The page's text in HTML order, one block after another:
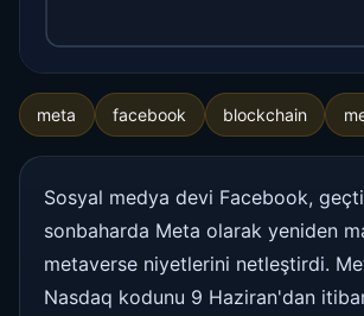
meta facebook blockchain
Sosyal medya devi Facebook,
sonbaharda Meta olarak yeniden
metaverse niyetlerini netleştirdi.
Nasdaq kodunu 9 Haziran'dan